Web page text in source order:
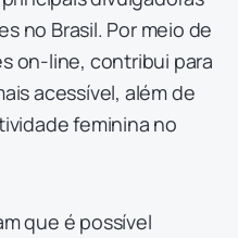
no Brasil. Por meio de
on-line, contribui para
acessível, além de
feminina no
que é possível